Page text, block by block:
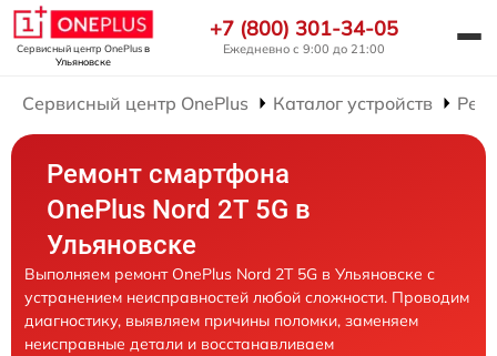
Сервисный центр OnePlusв
Ульяновске
+7 (800) 301-34-05
Ежедневно с 9:00 до 21:00
Сервисный центр OnePlus Каталог устройств
Ремонт смартфона
OnePlus Nord 2T 5G в
Ульяновске
Выполняем ремонт OnePlus Nord 2T 5G в Ульяновске с
устранением неисправностей любой сложности. Проводим
диагностику, выявляем причины поломки, заменяем
неисправные детали и восстанавливаем